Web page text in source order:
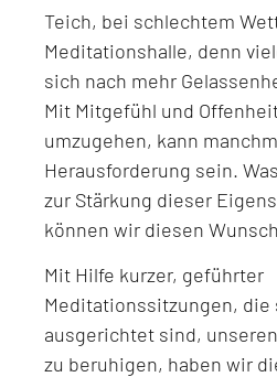
Teich, bei schlechtem
Meditationshalle, denn
sich nach mehr
Mit Mitgefühl und
umzugehen, kann
Herausforderung sein.
zur Stärkung dieser
können wir diesen
Mit Hilfe kurzer, geführter
Meditationssitzungen, die
ausgerichtet sind,
zu beruhigen, haben wir